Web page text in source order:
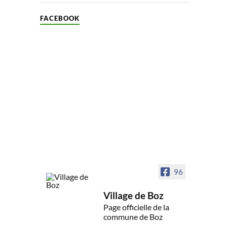
FACEBOOK
96
Village de Boz
Page officielle de la
commune de Boz